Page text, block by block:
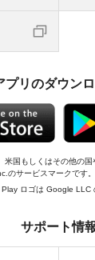
プリのダウン
国もしくはその他の
のサービスマークです。
ロゴは Google LLC
サポート情